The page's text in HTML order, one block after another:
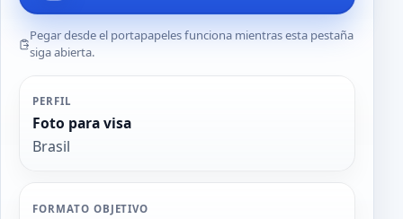
Pegar desde el portapapeles funciona mientras esta pestaña
siga abierta.
PERFIL
Foto para visa
Brasil
FORMATO OBJETIVO